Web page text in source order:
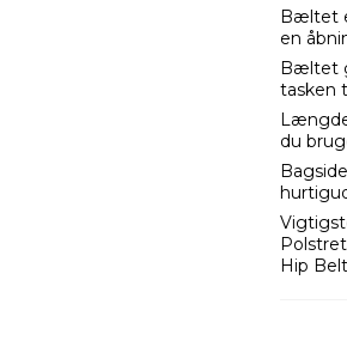
Bæltet
en
Bæltet
tasken
du
Hip